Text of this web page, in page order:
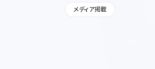
メディア掲載